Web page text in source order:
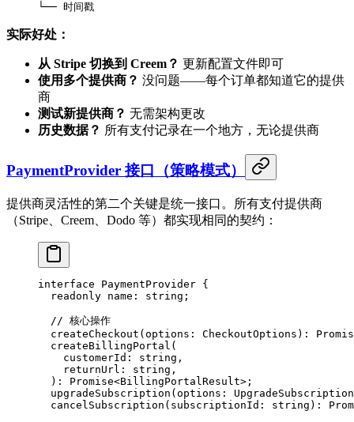
└── 时间戳
实际好处：
从 Stripe 切换到 Creem？ 更新配置文件即可
使用多个提供商？ 没问题——每个订单都知道它的提供
商
测试新提供商？ 无需架构更改
历史数据？ 所有支付记录在一个地方，无论提供商
PaymentProvider 接口（策略模式）
提供商灵活性的第二个关键是统一接口。所有支付提供商
（Stripe、Creem、Dodo 等）都实现相同的契约：
interface PaymentProvider {
  readonly
name : string ;
  // 核心操作
  createCheckout
(options : CheckoutOptions ) :
  createBillingPortal
(
    customerId
: string ,
    returnUrl
: string ,
  )
: Promise<BillingPortalResult>;
  upgradeSubscription
(options :
  cancelSubscription
( subscriptionId : string ) :